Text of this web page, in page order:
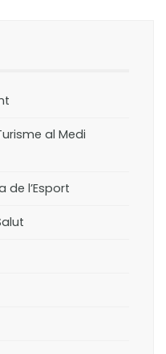
al Medi
de l’Esport